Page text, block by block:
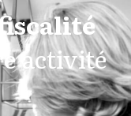
activité